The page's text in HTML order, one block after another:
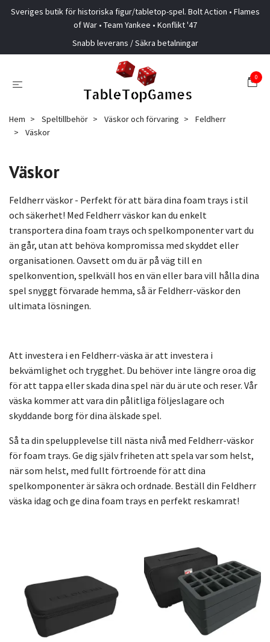
Sveriges butik för historiska figur/tabletop-spel. Bolt Action • Flames
of War • Team Yankee • Konflikt '47
Snabb leverans / Säkra betalningar
0
Hem Speltillbehör Väskor och förvaring
Feldherr
Väskor
Väskor
Feldherr väskor - Perfekt för att bära dina foam trays i stil
och säkerhet! Med Feldherr väskor kan du enkelt
transportera dina foam trays och spelkomponenter vart du
än går, utan att behöva kompromissa med skyddet eller
organisationen. Oavsett om du är på väg till en
spelkonvention, spelkväll hos en vän eller bara vill hålla dina
spel snyggt förvarade hemma, så är Feldherr-väskor den
ultimata lösningen.
Att investera i en Feldherr-väska är att investera i
bekvämlighet och trygghet. Du behöver inte längre oroa dig
för att tappa eller skada dina spel när du är ute och reser. Vår
väska kommer att vara din pålitliga följeslagare och
skyddande borg för dina älskade spel.
Så ta din spelupplevelse till nästa nivå med Feldherr-väskor
för foam trays. Ge dig själv friheten att spela var som helst,
när som helst, med fullt förtroende för att dina
spelkomponenter är säkra och ordnade. Beställ din Feldherr
väska idag och ge dina foam trays en perfekt reskamrat!